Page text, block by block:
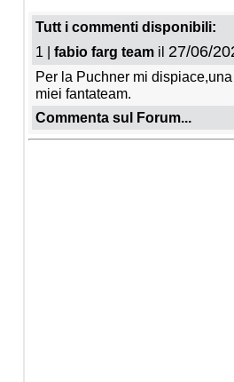
Broderick Thompson
e
Tutt i commenti disponibili:
1 | fabio farg team il 27/06/
Per la Puchner mi
miei fantateam.
Commenta sul Forum...